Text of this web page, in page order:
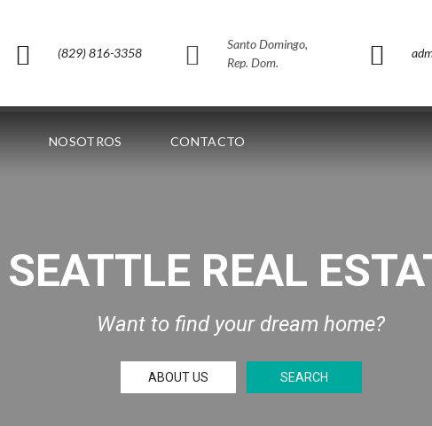
(829) 816-3358
Santo Domingo,
Rep. Dom.
NOSOTROS CONTACTO
SEATTLE REAL
Want to find your dream home?
ABOUT US SEARCH